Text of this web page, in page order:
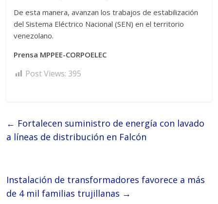
De esta manera, avanzan los trabajos de estabilización
del Sistema Eléctrico Nacional (SEN) en el territorio
venezolano.
Prensa MPPEE-CORPOELEC
Post Views: 395
← Fortalecen suministro de energía con lavado
a líneas de distribución en Falcón
Instalación de transformadores favorece a más
de 4 mil familias trujillanas →